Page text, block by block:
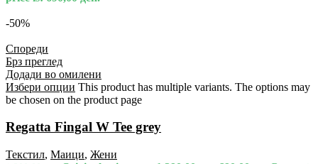
-50%
Спореди
Брз преглед
Додади во омилени
Избери опции This product has multiple variants. The options may
be chosen on the product page
Regatta Fingal W Tee grey
Текстил, Маици, Жени